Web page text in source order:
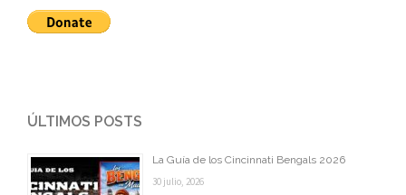
ÚLTIMOS POSTS
La Guía de los Cincinnati Bengals 2026
30 julio, 2026